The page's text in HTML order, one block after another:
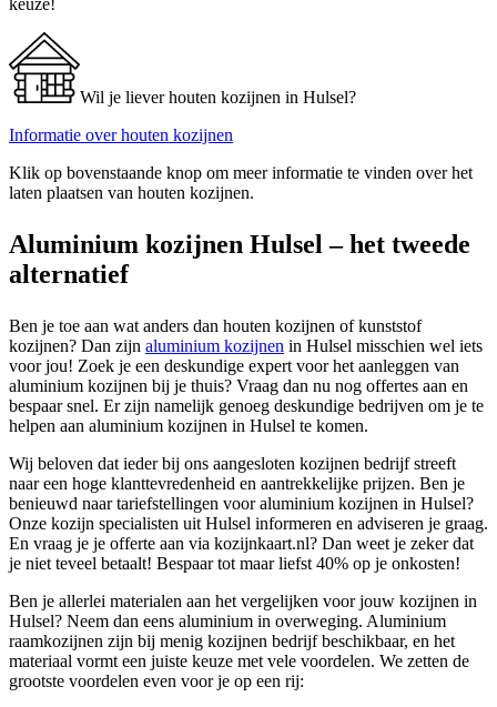
keuze!
Wil je liever houten kozijnen in Hulsel?
Informatie over houten kozijnen
Klik op bovenstaande knop om meer informatie te vinden over het
laten plaatsen van houten kozijnen.
Aluminium kozijnen Hulsel – het tweede
alternatief
Ben je toe aan wat anders dan houten kozijnen of kunststof
kozijnen? Dan zijn aluminium kozijnen in Hulsel misschien wel iets
voor jou! Zoek je een deskundige expert voor het aanleggen van
aluminium kozijnen bij je thuis? Vraag dan nu nog offertes aan en
bespaar snel. Er zijn namelijk genoeg deskundige bedrijven om je te
helpen aan aluminium kozijnen in Hulsel te komen.
Wij beloven dat ieder bij ons aangesloten kozijnen bedrijf streeft
naar een hoge klanttevredenheid en aantrekkelijke prijzen. Ben je
benieuwd naar tariefstellingen voor aluminium kozijnen in Hulsel?
Onze kozijn specialisten uit Hulsel informeren en adviseren je graag.
En vraag je je offerte aan via kozijnkaart.nl? Dan weet je zeker dat
je niet teveel betaalt! Bespaar tot maar liefst 40% op je onkosten!
Ben je allerlei materialen aan het vergelijken voor jouw kozijnen in
Hulsel? Neem dan eens aluminium in overweging. Aluminium
raamkozijnen zijn bij menig kozijnen bedrijf beschikbaar, en het
materiaal vormt een juiste keuze met vele voordelen. We zetten de
grootste voordelen even voor je op een rij: